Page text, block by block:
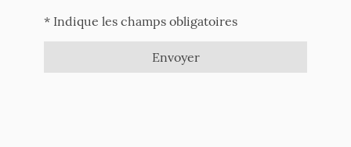
* Indique les champs obligatoires
Envoyer